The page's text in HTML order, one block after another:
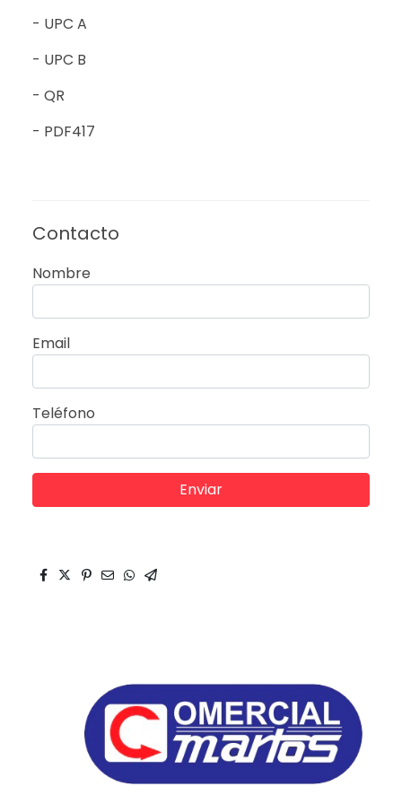
- UPC A
- UPC B
- QR
- PDF417
Contacto
Nombre
Email
Teléfono
Enviar